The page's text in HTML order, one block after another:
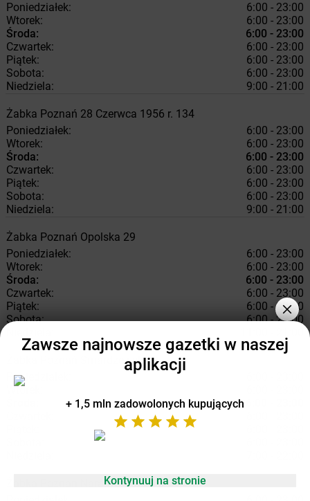
Poniedziałek:
6:00 - 23:00
Wtorek:
6:00 - 23:00
Środa:
6:00 - 23:00
Czwartek:
6:00 - 23:00
Piątek:
6:00 - 23:00
Sobota:
6:00 - 23:00
Niedziela:
9:00 - 21:00
Żabka Poznań 28 Czerwca 1956 r. 134
Poniedziałek:
6:00 - 23:00
Wtorek:
6:00 - 23:00
Środa:
6:00 - 23:00
Czwartek:
6:00 - 23:00
Piątek:
6:00 - 23:00
Sobota:
6:00 - 23:00
Niedziela:
9:00 - 21:00
Żabka Poznań Opolska 29
Poniedziałek:
6:00 - 23:00
Wtorek:
6:00 - 23:00
Środa:
6:00 - 23:00
Czwartek:
6:00 - 23:00
Piątek:
6:00 - 23:00
Sobota:
6:00 - 23:00
Smardzewska 2
Poniedziałek:
Wtorek:
Naramowicka 152
Zawsze najnowsze gazetki w naszej
aplikacji
+ 1,5 mln zadowolonych kupujących
Kontynuuj na stronie